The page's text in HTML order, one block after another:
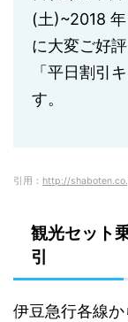
(土)~2018
に大変ご好
「平日割引
す。
引用： http://
観光セット
引
伊豆急行各線か